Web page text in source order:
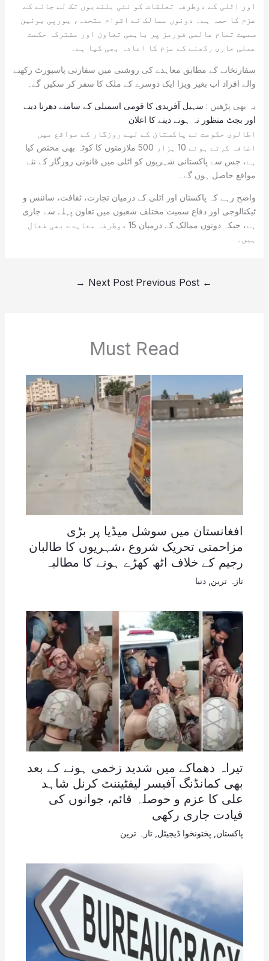
اور اٹلی کے دوطرفہ تعلقات کو نئی بلندیوں تک لے جانے کے
عزم کا حصہ ہے۔ دونوں ممالک نے اقوام متحدہ، یورپی یونین
سمیت تمام عالمی فورمز پر باہمی تعاون اور مشترکہ حکمت
عملی جاری رکھنے کے عزم کا اعادہ بھی کیا ہے۔
سفارتخانے کے مطابق معاہدے کی روشنی میں سفارتی پاسپورٹ رکھنے
والے افراد اب بغیر ویزا ایک دوسرے کے ملک کا سفر کر سکیں گے۔
یہ بھی پڑھیں : سہیل آفریدی کا قومی اسمبلی کے سامنے دھرنا دینے
اور بجٹ منظور نہ ہونے دینے کا اعلان
اطالوی حکومت نے پاکستان کے لیے روزگار کے مواقع میں
اضافہ کرتے ہوئے 10 ہزار 500 ملازمتوں کا کوٹہ بھی مختص کیا
ہے، جس سے پاکستانی شہریوں کو اٹلی میں قانونی روزگار کے نئے
مواقع حاصل ہوں گے۔
واضح رہے کہ پاکستان اور اٹلی کے درمیان تجارت، ثقافت، سائنس و
ٹیکنالوجی اور دفاع سمیت مختلف شعبوں میں تعاون پہلے سے جاری
ہے، جبکہ دونوں ممالک کے درمیان 15 دوطرفہ معاہدے بھی فعال
ہیں۔
←
Next Post
→
Must Read
افغانستان میں سوشل میڈیا پر بڑی
مزاحمتی تحریک شروع ،شہریوں کا طالبان
رجیم کے خلاف اٹھ کھڑے ہونے کا مطالبہ
تازہ ترین دنیا
تیراہ دھماکے میں شدید زخمی ہونے کے بعد
بھی کمانڈنگ آفیسر لیفٹیننٹ کرنل شاہد
علی کا عزم و حوصلہ قائم، جوانوں کی
قیادت جاری رکھی
پاکستان پختونخوا ڈیجیٹل تازہ ترین